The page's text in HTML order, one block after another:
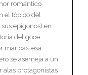
romántico
el tópico del
epígonos) en
del goce
marica» esa
se asemeja a un
alas protagonistas